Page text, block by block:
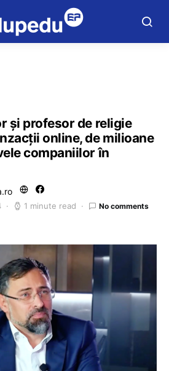
și profesor de religie
online, de milioane
companiilor în
1 minute read No comments